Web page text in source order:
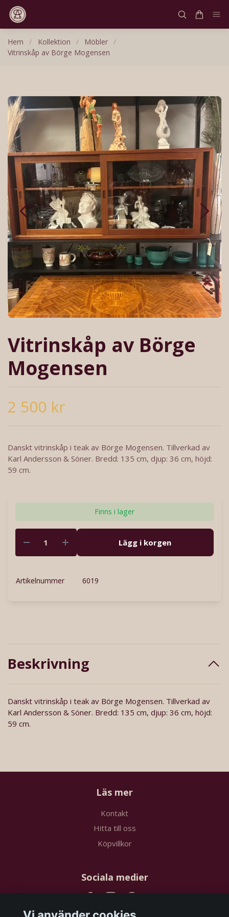
Hem / Kollektion / Möbler /
Vitrinskåp av Börge Mogensen
Vitrinskåp av Börge
Mogensen
2 500 kr
Danskt vitrinskåp i teak av Börge Mogensen. Tillverkad av
Karl Andersson & Söner. Bredd: 135 cm, djup: 36 cm, höjd:
59 cm.
Finns i lager
Lägg i korgen
Artikelnummer 6019
Beskrivning
Danskt vitrinskåp i teak av Börge Mogensen. Tillverkad av
Karl Andersson & Söner. Bredd: 135 cm, djup: 36 cm, höjd:
59 cm.
Läs mer
Kontakt
Hitta till oss
Köpvillkor
Sociala medier